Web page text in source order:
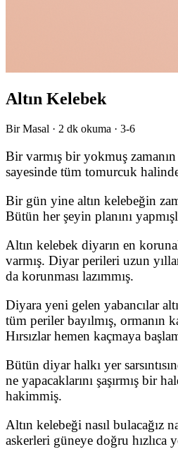
Altın Kelebek
Bir Masal · 2 dk okuma · 3-6
Bir varmış bir yokmuş
sayesinde tüm tomurcuk
Bir gün yine altın kelebeğin
Bütün her şeyin planını
Altın kelebek diyarın en
varmış. Diyar perileri uzun
da korunması lazımmış.
Diyara yeni gelen yabancılar
tüm periler bayılmış, ormanın
Hırsızlar hemen kaçmaya
Bütün diyar halkı yer
ne yapacaklarını şaşırmış bir
hakimmiş.
Altın kelebeği nasıl bulacağız
askerleri güneye doğru hızlıca